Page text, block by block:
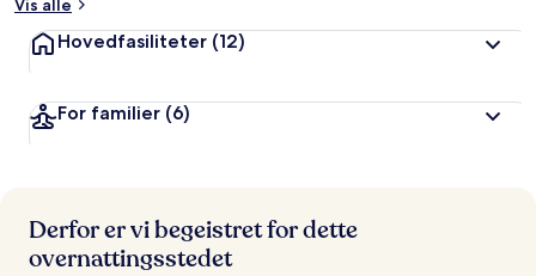
Vis alle
Hovedfasiliteter (12)
For familier (6)
Derfor er vi begeistret for dette
overnattingsstedet